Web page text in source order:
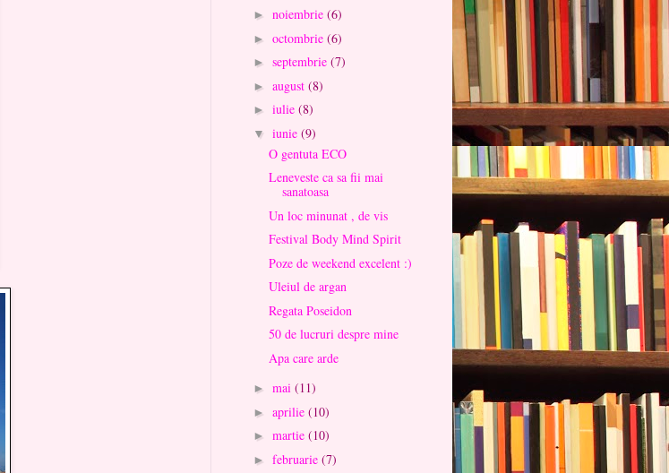
► noiembrie (6)
► octombrie (6)
► septembrie (7)
► august (8)
► iulie (8)
▼ iunie (9)
O gentuta ECO
Leneveste ca sa fii mai
sanatoasa
Un loc minunat , de vis
Festival Body Mind Spirit
Poze de weekend excelent :)
Uleiul de argan
Regata Poseidon
50 de lucruri despre mine
Apa care arde
► mai (11)
► aprilie (10)
► martie (10)
► februarie (7)